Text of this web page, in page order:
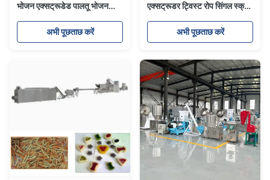
भोजन एक्सट्रूडेड पालतू भोजन
कुत्ते का भोजन मशीन
अभी पूछताछ करें
एक्सट्रूडर ट्विस्ट रोप सिंगल स्क्रू
अभी पूछताछ करें